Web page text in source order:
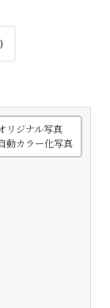
リジナル写真
動カラー化写真